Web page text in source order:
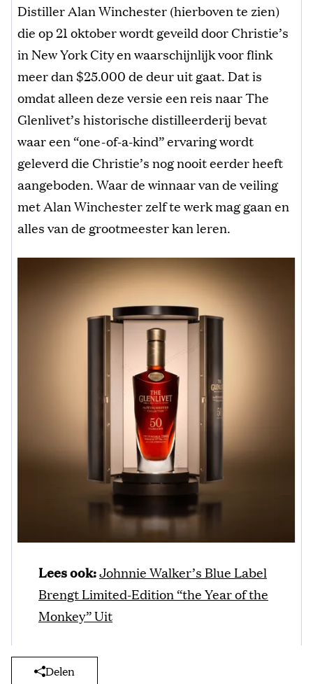
Distiller Alan Winchester (hierboven te zien)
die op 21 oktober wordt geveild door Christie’s
in New York City en waarschijnlijk voor flink
meer dan $25.000 de deur uit gaat. Dat is
omdat alleen deze versie een reis naar The
Glenlivet’s historische distilleerderij bevat
waar een “one-of-a-kind” ervaring wordt
geleverd die Christie’s nog nooit eerder heeft
aangeboden. Waar de winnaar van de veiling
met Alan Winchester zelf te werk mag gaan en
alles van de grootmeester kan leren.
Lees ook:Johnnie Walker’s Blue Label
Brengt Limited-Edition “the Year of the
Monkey” Uit
Delen